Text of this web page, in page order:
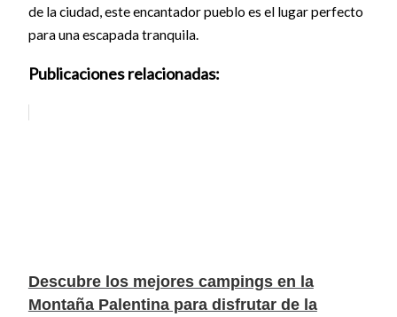
de la ciudad, este encantador pueblo es el lugar perfecto
para una escapada tranquila.
Publicaciones relacionadas:
Descubre los mejores campings en la
Montaña Palentina para disfrutar de la